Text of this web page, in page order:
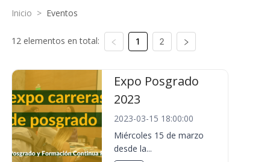
Inicio > Eventos
12 elementos en total: 1 2
Expo Posgrado
2023
2023-03-15 18:00:00
Miércoles 15 de marzo
desde la...